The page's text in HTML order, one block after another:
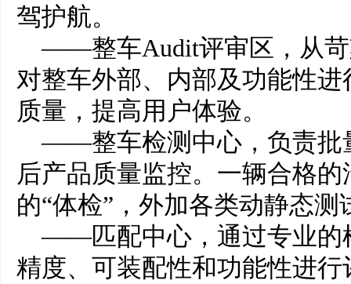
驾护航。
——整车Audit评审区，从苛
对整车外部、内部及功能性
质量，提高用户体验。
——整车检测中心，负责批
后产品质量监控。一辆合格
的“体检”，外加各类动静态测
——匹配中心，通过专业的
精度、可装配性和功能性进